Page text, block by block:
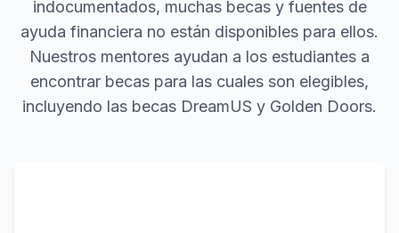
indocumentados, muchas becas y fuentes de
ayuda financiera no están disponibles para ellos.
Nuestros mentores ayudan a los estudiantes a
encontrar becas para las cuales son elegibles,
incluyendo las becas DreamUS y Golden Doors.